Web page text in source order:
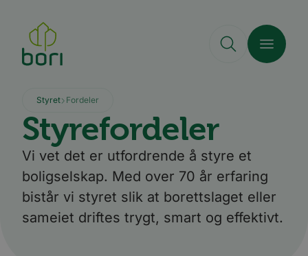
hovedinnhold
Styret Fordeler
Styrefordeler
Vi vet det er utfordrende å styre et
boligselskap. Med over 70 år erfaring
bistår vi styret slik at borettslaget eller
sameiet driftes trygt, smart og effektivt.